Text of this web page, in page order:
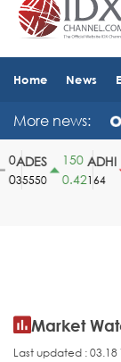
Home News
More news:
ADES
35550
150
0.42
ADHI
164
Market
Last updated :